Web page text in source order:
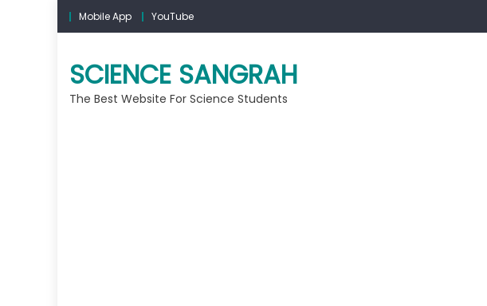
Skip to content
Mobile App YouTube
SCIENCE SANGRAH
The Best Website For Science Students